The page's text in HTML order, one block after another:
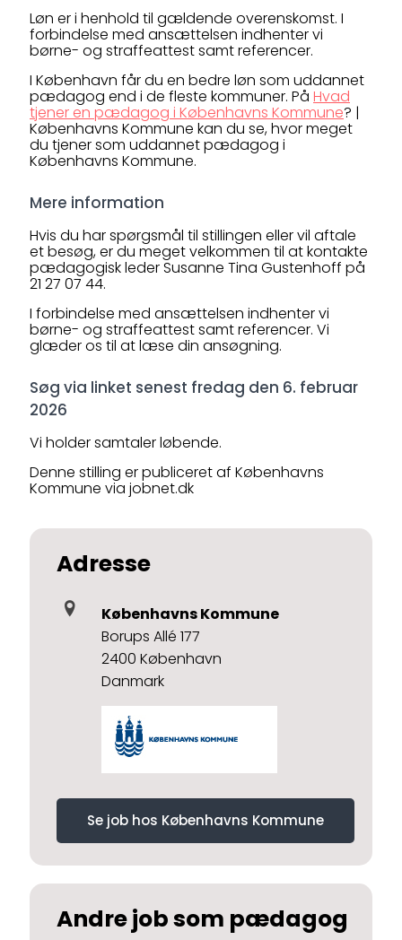
Løn er i henhold til gældende overenskomst. I
forbindelse med ansættelsen indhenter vi
børne- og straffeattest samt referencer.
I København får du en bedre løn som uddannet
pædagog end i de fleste kommuner. På Hvad
tjener en pædagog i Københavns Kommune? |
Københavns Kommune kan du se, hvor meget
du tjener som uddannet pædagog i
Københavns Kommune.
Mere information
Hvis du har spørgsmål til stillingen eller vil aftale
et besøg, er du meget velkommen til at kontakte
pædagogisk leder Susanne Tina Gustenhoff på
21 27 07 44.
I forbindelse med ansættelsen indhenter vi
børne- og straffeattest samt referencer. Vi
glæder os til at læse din ansøgning.
Søg via linket senest fredag den 6. februar
2026
Vi holder samtaler løbende.
Denne stilling er publiceret af Københavns
Kommune via jobnet.dk
Adresse
Københavns Kommune
Borups Allé 177
2400 København
Danmark
Se job hos Københavns Kommune
Andre job som pædagog